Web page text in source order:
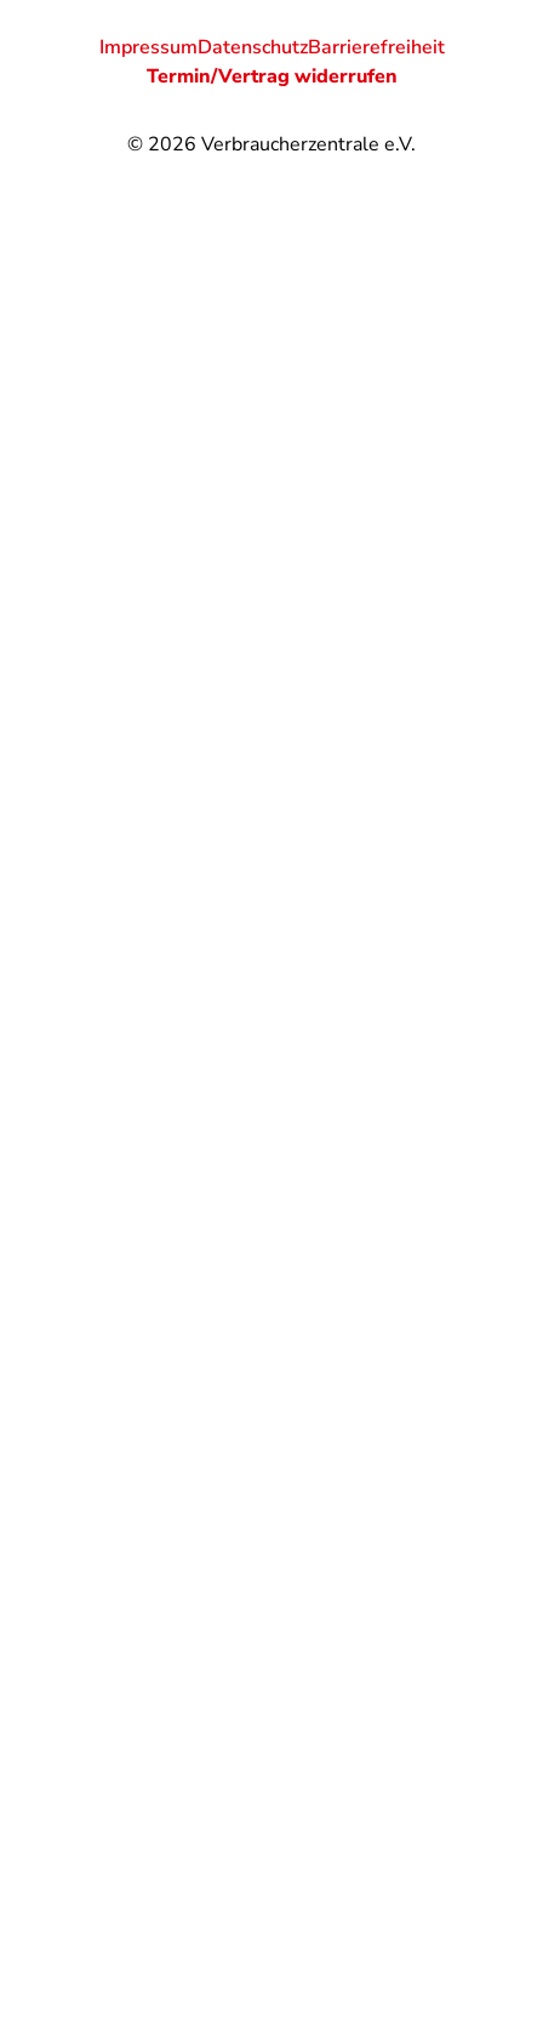
© 2026 Verbraucherzentrale e.V.
ImpressumDatenschutzBarrierefreiheit
Termin/Vertrag widerrufen